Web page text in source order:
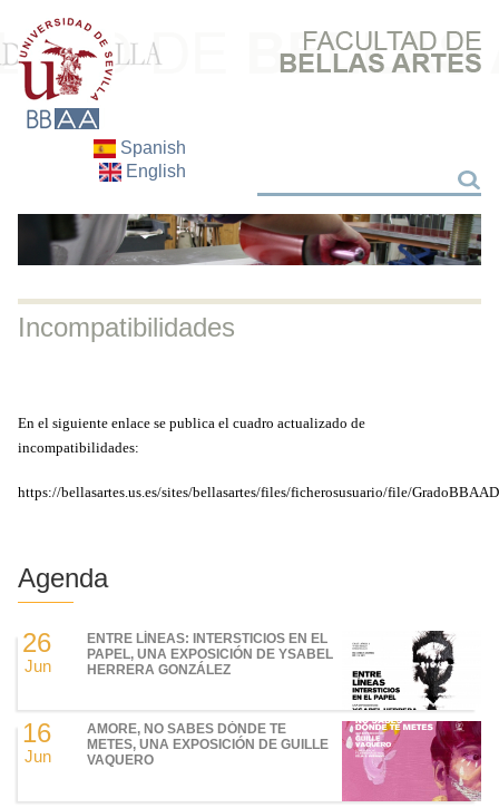
Spanish
English
Search
Incompatibilidades
En el siguiente enlace se publica el cuadro actualizado de
incompatibilidades:
https://bellasartes.us.es/sites/bellasartes/files/ficherosusuario/file/
Agenda
26
Jun
ENTRE LÍNEAS: INTERSTICIOS EN EL
PAPEL, UNA EXPOSICIÓN DE YSABEL
HERRERA GONZÁLEZ
16
Jun
AMORE, NO SABES DÓNDE TE
METES, UNA EXPOSICIÓN DE GUILLE
VAQUERO